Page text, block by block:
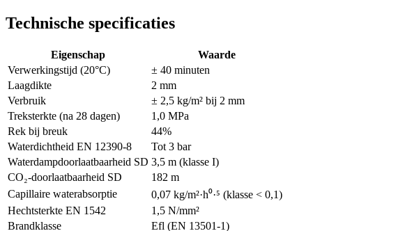
Technische specificaties
Eigenschap
Waarde
Verwerkingstijd (20°C)
± 40 minuten
Laagdikte
2 mm
Verbruik
± 2,5 kg/m² bij 2 mm
Treksterkte (na 28 dagen)
1,0 MPa
Rek bij breuk
44%
Waterdichtheid EN 12390-8
Tot 3 bar
Waterdampdoorlaatbaarheid SD 3,5 m (klasse I)
CO₂-doorlaatbaarheid SD
182 m
Capillaire waterabsorptie
0,07 kg/m²·h⁰·⁵ (klasse < 0,1)
Hechtsterkte EN 1542
1,5 N/mm²
Brandklasse
Efl (EN 13501-1)